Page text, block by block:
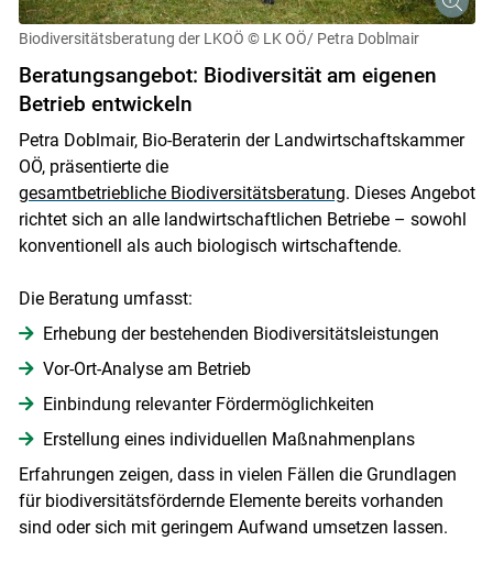
Biodiversitätsberatung der LKOÖ © LK OÖ/ Petra Doblmair
Beratungsangebot: Biodiversität am eigenen
Betrieb entwickeln
Petra Doblmair, Bio-Beraterin der Landwirtschaftskammer
OÖ, präsentierte die
gesamtbetriebliche Biodiversitätsberatung. Dieses Angebot
richtet sich an alle landwirtschaftlichen Betriebe – sowohl
konventionell als auch biologisch wirtschaftende.
Die Beratung umfasst:
Erhebung der bestehenden Biodiversitätsleistungen
Vor-Ort-Analyse am Betrieb
Einbindung relevanter Fördermöglichkeiten
Erstellung eines individuellen Maßnahmenplans
Erfahrungen zeigen, dass in vielen Fällen die Grundlagen
für biodiversitätsfördernde Elemente bereits vorhanden
sind oder sich mit geringem Aufwand umsetzen lassen.